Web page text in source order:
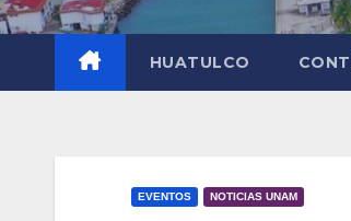
HUATULCO
EVENTOS NOTICIAS UNAM